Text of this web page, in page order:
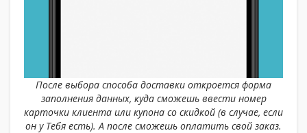
После выбора способа доставки откроется форма
заполнения данных, куда cможешь ввести номер
карточки клиента или купона со скидкой (в случае, если
он у Тебя есть). А после сможешь оплатить свой заказ.